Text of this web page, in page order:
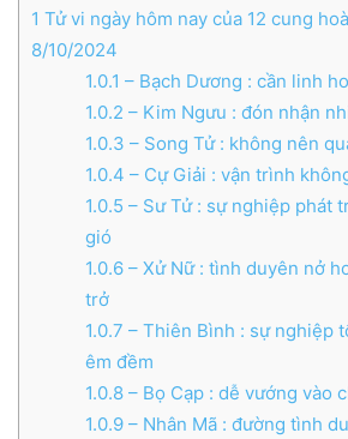
1 Tử vi ngày hôm nay của 12 cung
8/10/2024
1.0.1 – Bạch Dương : cần linh
1.0.2 – Kim Ngưu : đón nhận
1.0.3 – Song Tử : không nên
1.0.4 – Cự Giải : vận trình
1.0.5 – Sư Tử : sự nghiệp phát
gió
1.0.6 – Xử Nữ : tình duyên nở
trở
1.0.7 – Thiên Bình : sự nghiệp
êm đềm
1.0.8 – Bọ Cạp : dễ vướng vào
1.0.9 – Nhân Mã : đường tình